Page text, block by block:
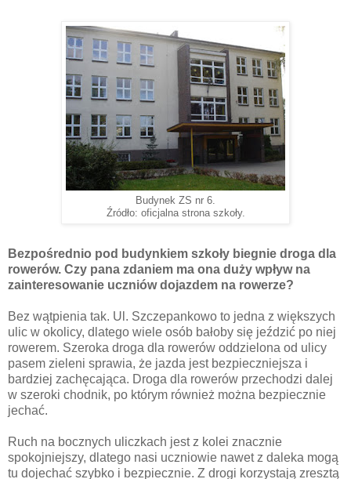
Budynek ZS nr 6.
Źródło: oficjalna strona szkoły.
Bezpośrednio pod budynkiem szkoły biegnie droga dla
rowerów. Czy pana zdaniem ma ona duży wpływ na
zainteresowanie uczniów dojazdem na rowerze?
Bez wątpienia tak. Ul. Szczepankowo to jedna z większych
ulic w okolicy, dlatego wiele osób bałoby się jeździć po niej
rowerem. Szeroka droga dla rowerów oddzielona od ulicy
pasem zieleni sprawia, że jazda jest bezpieczniejsza i
bardziej zachęcająca. Droga dla rowerów przechodzi dalej
w szeroki chodnik, po którym również można bezpiecznie
jechać.
Ruch na bocznych uliczkach jest z kolei znacznie
spokojniejszy, dlatego nasi uczniowie nawet z daleka mogą
tu dojechać szybko i bezpiecznie. Z drogi korzystają zresztą